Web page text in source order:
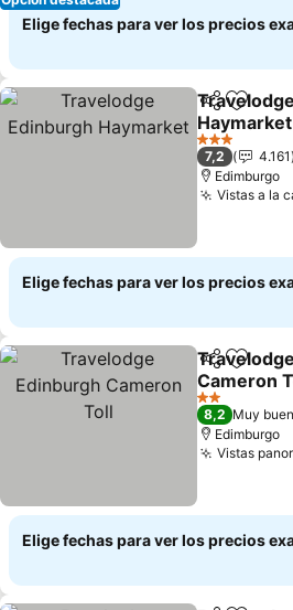
Elige fechas para ver los precios
Compartir
Haymarket
3 Estrellas
7,2
4.161
Edimburgo
Vistas a la
Elige fechas para ver los precios
Compartir
Cameron
2 Estrellas
8,2 Muy
Edimburgo
Vistas
Elige fechas para ver los precios